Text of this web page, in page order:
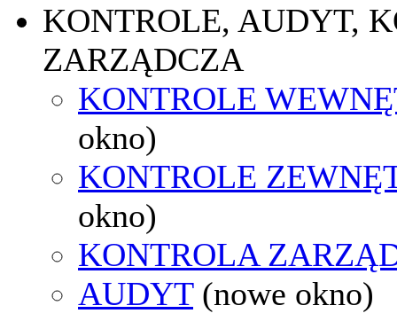
KONTROLE, AUDYT,
ZARZĄDCZA
KONTROLE
okno)
KONTROLE
okno)
KONTROLA
AUDYT (nowe okno)